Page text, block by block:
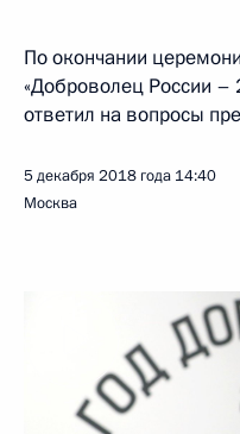
По окончании
«Доброволец России –
ответил на вопросы
5 декабря 2018 года 14:40
Москва